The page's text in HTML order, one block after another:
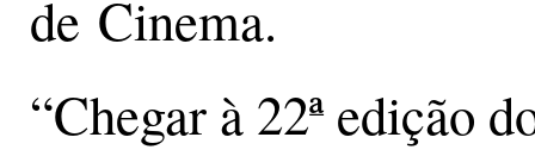
de Cinema.
“Chegar à 22ª edição